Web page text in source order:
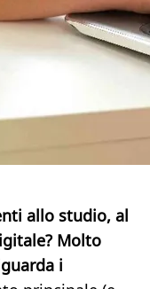
allo studio, al
Molto
i